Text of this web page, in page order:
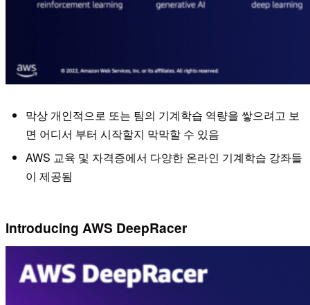
막상 개인적으로 또는 팀의 기계학습 역량을 쌓으려고 보
면 어디서 부터 시작할지 막막할 수 있음
AWS 교육 및 자격증에서 다양한 온라인 기계학습 강좌들
이 제공됨
Introducing AWS DeepRacer